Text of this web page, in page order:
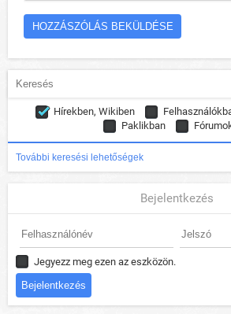
Hírekben, Wikiben
Paklikban
További keresési lehetőségek
Bejelentkezés
Jegyezz meg ezen az eszközön.